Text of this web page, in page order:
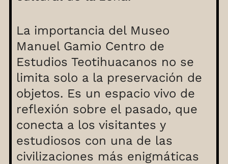
La importancia del Museo
Manuel Gamio Centro de
Estudios Teotihuacanos no se
limita solo a la preservación de
objetos. Es un espacio vivo de
reflexión sobre el pasado, que
conecta a los visitantes y
estudiosos con una de las
civilizaciones más enigmáticas